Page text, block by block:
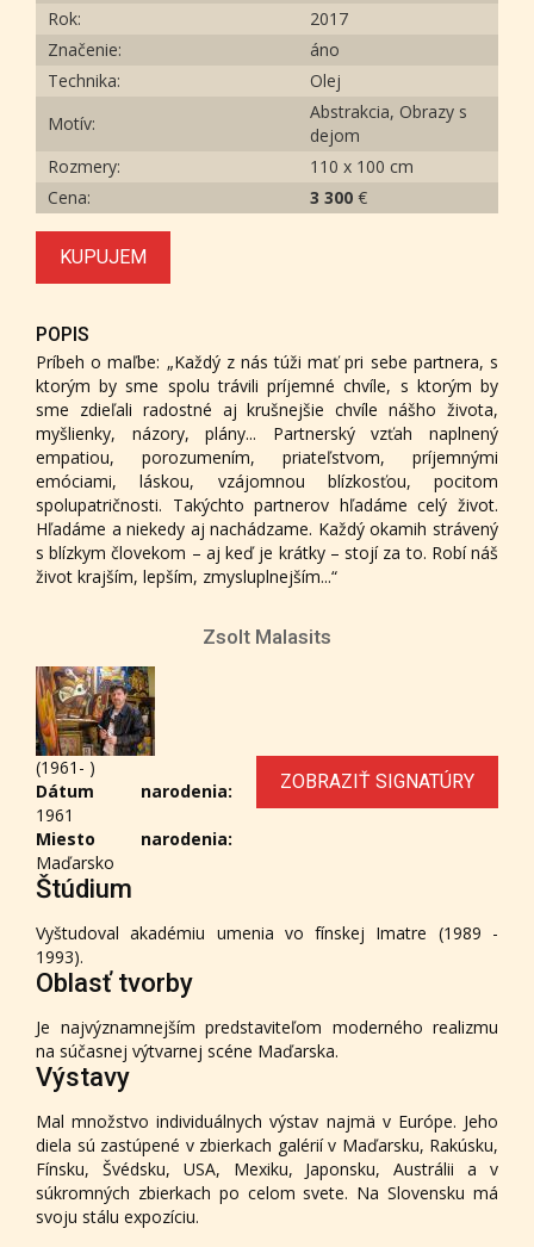
Rok:
2017
Značenie:
áno
Technika:
Olej
Motív:
Abstrakcia, Obrazy s
dejom
Rozmery:
110 x 100 cm
Cena:
3 300 €
KUPUJEM
POPIS
Príbeh o maľbe: „Každý z nás túži mať pri sebe partnera, s
ktorým by sme spolu trávili príjemné chvíle, s ktorým by
sme zdieľali radostné aj krušnejšie chvíle nášho života,
myšlienky, názory, plány... Partnerský vzťah naplnený
empatiou, porozumením, priateľstvom, príjemnými
emóciami, láskou, vzájomnou blízkosťou, pocitom
spolupatričnosti. Takýchto partnerov hľadáme celý život.
Hľadáme a niekedy aj nachádzame. Každý okamih strávený
s blízkym človekom – aj keď je krátky – stojí za to. Robí náš
život krajším, lepším, zmysluplnejším...“
Zsolt Malasits
ZOBRAZIŤ SIGNATÚRY
(1961- )
Dátum narodenia:
1961
Miesto narodenia:
Maďarsko
Štúdium
Vyštudoval akadémiu umenia vo fínskej Imatre (1989 -
1993).
Oblasť tvorby
Je najvýznamnejším predstaviteľom moderného realizmu
na súčasnej výtvarnej scéne Maďarska.
Výstavy
Mal množstvo individuálnych výstav najmä v Európe. Jeho
diela sú zastúpené v zbierkach galérií v Maďarsku, Rakúsku,
Fínsku, Švédsku, USA, Mexiku, Japonsku, Austrálii a v
súkromných zbierkach po celom svete. Na Slovensku má
svoju stálu expozíciu.